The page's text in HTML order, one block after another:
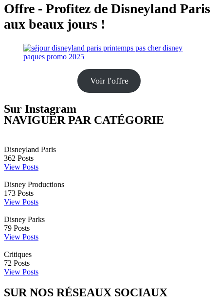
Offre - Profitez de Disneyland Paris
aux beaux jours !
Voir l'offre
Sur Instagram
NAVIGUER PAR CATÉGORIE
Disneyland Paris
362 Posts
View Posts
Disney Productions
173 Posts
View Posts
Disney Parks
79 Posts
View Posts
Critiques
72 Posts
View Posts
SUR NOS RÉSEAUX SOCIAUX